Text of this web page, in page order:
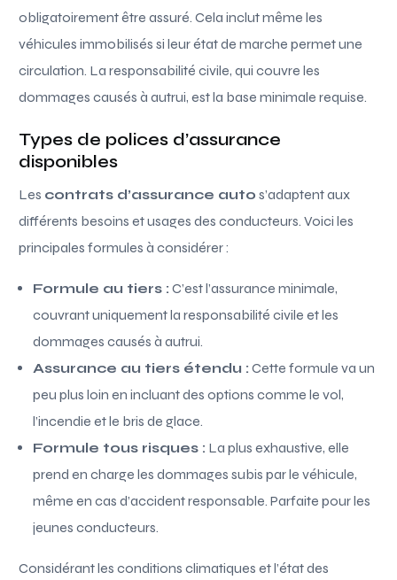
obligatoirement être assuré. Cela inclut même les
véhicules immobilisés si leur état de marche permet une
circulation. La responsabilité civile, qui couvre les
dommages causés à autrui, est la base minimale requise.
Types de polices d’assurance
disponibles
Les contrats d’assurance auto s’adaptent aux
différents besoins et usages des conducteurs. Voici les
principales formules à considérer :
Formule au tiers : C’est l’assurance minimale,
couvrant uniquement la responsabilité civile et les
dommages causés à autrui.
Assurance au tiers étendu : Cette formule va un
peu plus loin en incluant des options comme le vol,
l’incendie et le bris de glace.
Formule tous risques : La plus exhaustive, elle
prend en charge les dommages subis par le véhicule,
même en cas d’accident responsable. Parfaite pour les
jeunes conducteurs.
Considérant les conditions climatiques et l’état des